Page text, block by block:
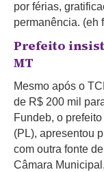
por férias,
permanência. (eh
Prefeito
MT
Mesmo após o
de R$ 200 mil
Fundeb, o
(PL), apresentou
com outra fonte
Câmara